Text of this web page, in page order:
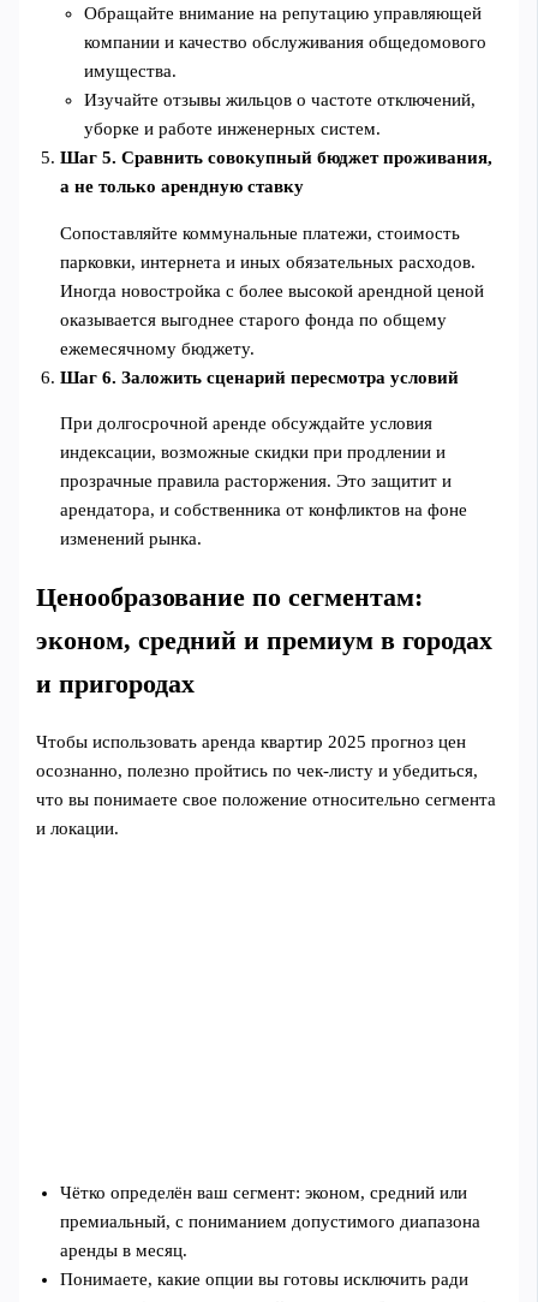
Обращайте внимание на репутацию управляющей
компании и качество обслуживания общедомового
имущества.
Изучайте отзывы жильцов о частоте отключений,
уборке и работе инженерных систем.
Шаг 5. Сравнить совокупный бюджет проживания,
а не только арендную ставку
Сопоставляйте коммунальные платежи, стоимость
парковки, интернета и иных обязательных расходов.
Иногда новостройка с более высокой арендной ценой
оказывается выгоднее старого фонда по общему
ежемесячному бюджету.
Шаг 6. Заложить сценарий пересмотра условий
При долгосрочной аренде обсуждайте условия
индексации, возможные скидки при продлении и
прозрачные правила расторжения. Это защитит и
арендатора, и собственника от конфликтов на фоне
изменений рынка.
Ценообразование по сегментам:
эконом, средний и премиум в городах
и пригородах
Чтобы использовать аренда квартир 2025 прогноз цен
осознанно, полезно пройтись по чек‑листу и убедиться,
что вы понимаете свое положение относительно сегмента
и локации.
Чётко определён ваш сегмент: эконом, средний или
премиальный, с пониманием допустимого диапазона
аренды в месяц.
Понимаете, какие опции вы готовы исключить ради